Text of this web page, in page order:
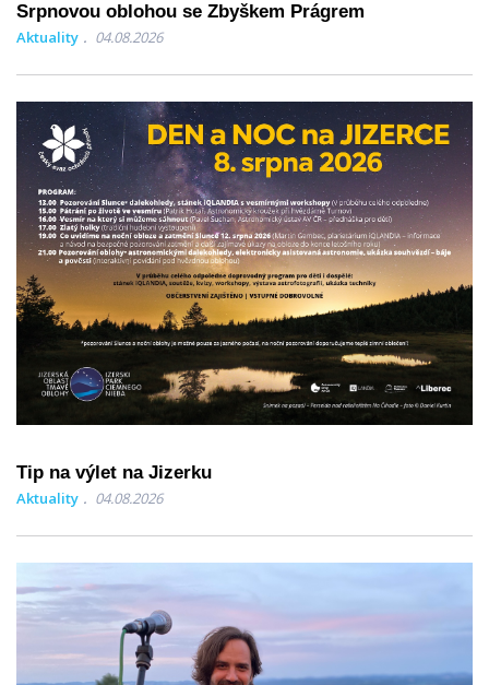
Srpnovou oblohou se Zbyškem Prágrem
Aktuality 04.08.2026
Tip na výlet na Jizerku
Aktuality 04.08.2026